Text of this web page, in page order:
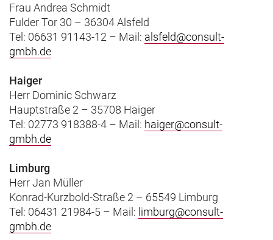
Frau Andrea Schmidt
Fulder Tor 30 – 36304 Alsfeld
Tel: 06631 91143-12 – Mail: alsfeld@consult-
gmbh.de
Haiger
Herr Dominic Schwarz
Hauptstraße 2 – 35708 Haiger
Tel: 02773 918388-4 – Mail: haiger@consult-
gmbh.de
Limburg
Herr Jan Müller
Konrad-Kurzbold-Straße 2 – 65549 Limburg
Tel: 06431 21984-5 – Mail: limburg@consult-
gmbh.de